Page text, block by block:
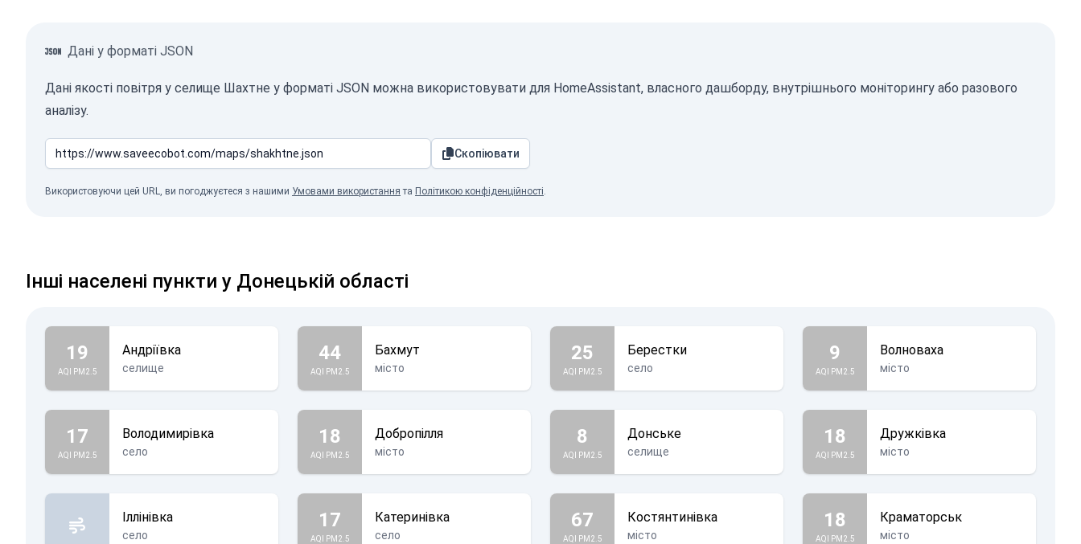
Дані у форматі JSON
Дані якості повітря у селище Шахтне у форматі JSON можна використовувати для HomeAssistant, власного дашборду, внутрішнього моніторингу або разового
аналізу.
Скопіювати
Використовуючи цей URL, ви погоджуєтеся з нашими Умовами використання та Політикою конфіденційності.
Інші населені пункти у Донецькій області
19
AQI PM2.5
Андріївка
селище
44
AQI PM2.5
Бахмут
місто
25
AQI PM2.5
Берестки
село
9
AQI PM2.5
Волноваха
місто
17
AQI PM2.5
Володимирівка
село
18
AQI PM2.5
Добропілля
місто
8
AQI PM2.5
Донське
селище
18
AQI PM2.5
Дружківка
місто
Іллінівка
село
17
AQI PM2.5
Катеринівка
село
67
AQI PM2.5
Костянтинівка
місто
18
AQI PM2.5
Краматорськ
місто